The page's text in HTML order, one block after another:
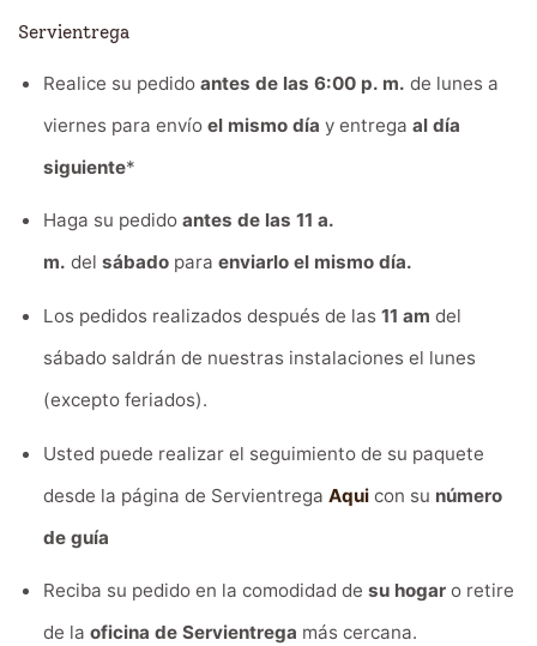
Servientrega
Realice su pedido antes de las 6:00 p. m. de lunes a
viernes para envío el mismo día y entrega al día
siguiente*
Haga su pedido antes de las 11 a.
m. del sábadopara enviarlo el mismo día.
Los pedidos realizados después de las 11 am del
sábado saldrán de nuestras instalaciones el lunes
(excepto feriados).
Usted puede realizar el seguimiento de su paquete
desde la página de Servientrega Aquicon su número
de guía
Reciba su pedido en la comodidad de su hogaro retire
de la oficina de Servientrega más cercana.